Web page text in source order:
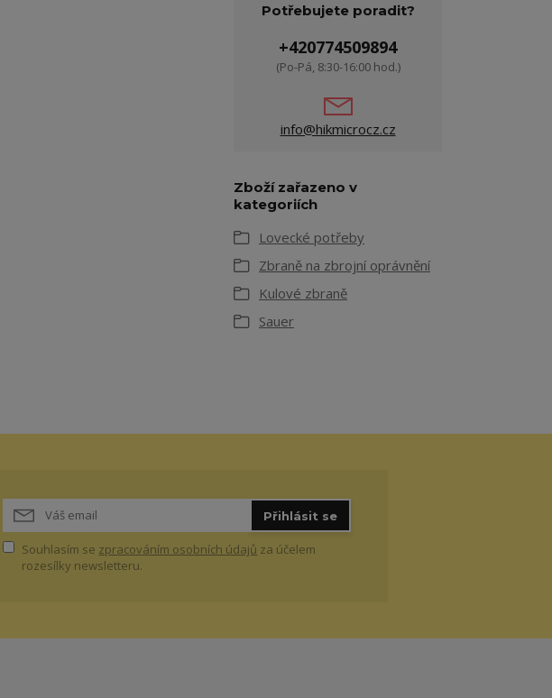
Potřebujete poradit?
+420774509894
(Po-Pá, 8:30-16:00 hod.)
info@hikmicrocz.cz
Zboží zařazeno v
kategoriích
Lovecké potřeby
Zbraně na zbrojní oprávnění
Kulové zbraně
Sauer
Přihlásit se
Souhlasím se zpracováním osobních údajů za účelem
rozesílky newsletteru.